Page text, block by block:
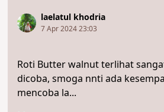
laelatul khodria
7 Apr 2024 23:03
Roti Butter walnut terlihat
dicoba, smoga nnti ada
mencoba la...